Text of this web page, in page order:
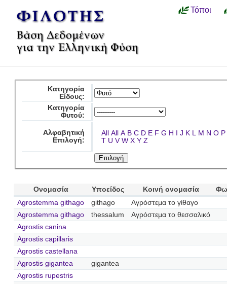
Τόποι
Κατηγορία
Είδους:
Κατηγορία
Φυτού:
Αλφαβητική
Επιλογή:
All All A B C D E F G H I J K L M N O P
T U V W X Y Z
Ονομασία Υποείδος Κοινή ονομασία
Agrostemma githago
githago
Αγρόστεμα το γίθαγο
Agrostemma githago
thessalum
Αγρόστεμα το θεσσαλικό
Agrostis canina
Agrostis capillaris
Agrostis castellana
Agrostis gigantea
gigantea
Agrostis rupestris